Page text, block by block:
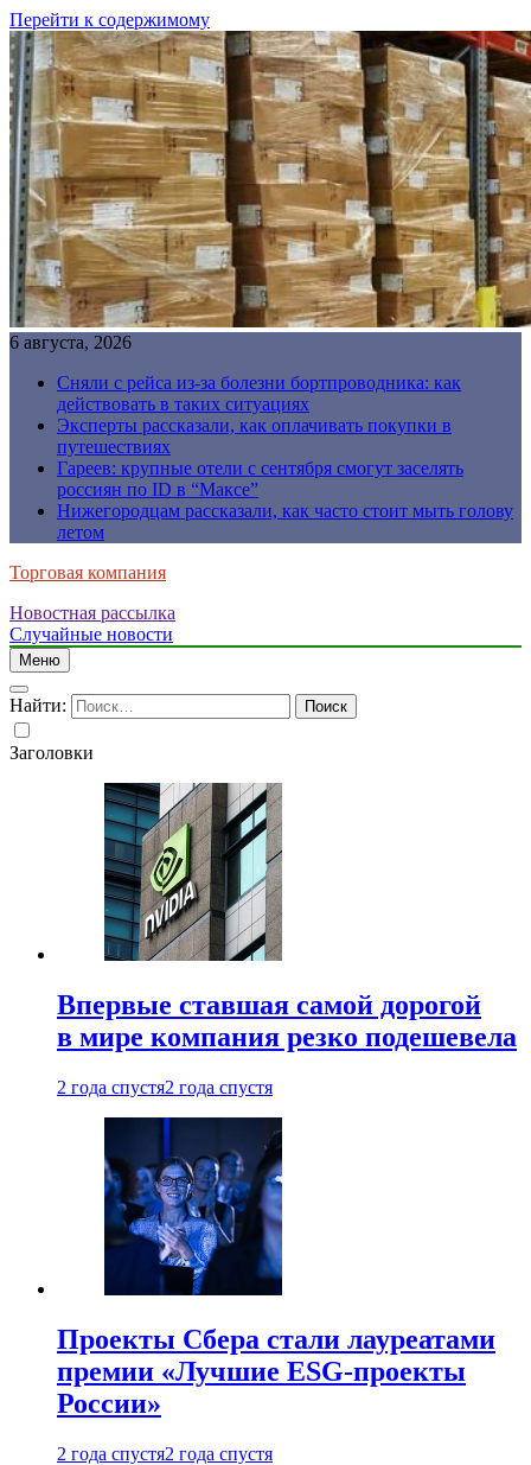
Перейти к содержимому
6 августа, 2026
Сняли с рейса из-за болезни бортпроводника: как
действовать в таких ситуациях
Эксперты рассказали, как оплачивать покупки в
путешествиях
Гареев: крупные отели с сентября смогут заселять
россиян по ID в “Максе”
Нижегородцам рассказали, как часто стоит мыть голову
летом
Торговая компания
Новостная рассылка
Случайные новости
Меню
Найти:
Заголовки
Впервые ставшая самой дорогой
в мире компания резко подешевела
2 года спустя2 года спустя
Проекты Сбера стали лауреатами
премии «Лучшие ESG-проекты
России»
2 года спустя2 года спустя